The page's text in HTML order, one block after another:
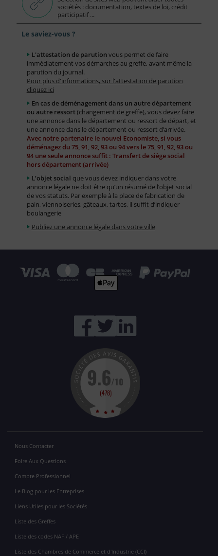
sociétés : documentation, textes de loi, crédit
participatif ...
Le saviez-vous ?
L'attestation de parution vous permet de faire
immédiatement vos démarches au greffe, avant même la
parution du journal.
Pour plus d'informations, sur l'attestation de parution
cliquez ici
En cas de déménagement dans un autre département
ou autre ressort(changement de greffe), vous devez faire
une annonce dans le département ou ressort de départ, et
une annonce dans le département ou ressort d’arrivée.
Avec notre partenaire le nouvel Economiste, si vous
déménagez du 75, 91, 92, 93 ou 94 vers le 75, 91, 92, 93 ou
94 une seule annonce suffit : Transfert de siège social
hors département (arrivée)
L’objet social que vous devez indiquer dans votre
annonce légale ne doit être qu’un résumé de l’objet social
de vos statuts. Par exemple à la place de fabrication de
pain, viennoiseries, gâteaux, tartes, il suffit d’indiquer
boulangerie
Publiez une annonce légale dans votre ville
Nous Contacter
Foire Aux Questions
Compte Professionnel
Le Blog pour les Entreprises
Liens Utiles pour les Sociétés
Liste des Greffes
Liste des codes NAF / APE
Liste des Chambres de Commerce et d'Industrie (CCI)